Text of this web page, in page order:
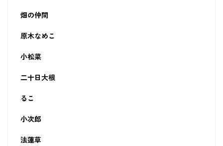
畑の仲間
原木なめこ
小松菜
二十日大根
るこ
小次郎
法蓮草